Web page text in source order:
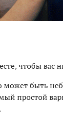
чтобы вас
может быть
простой